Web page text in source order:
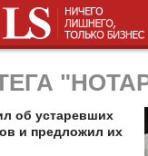
об устаревших
и предложил их